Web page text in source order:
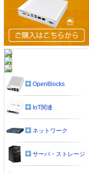
OpenBlocks
IoT関連
ネットワーク
サーバ・ストレージ